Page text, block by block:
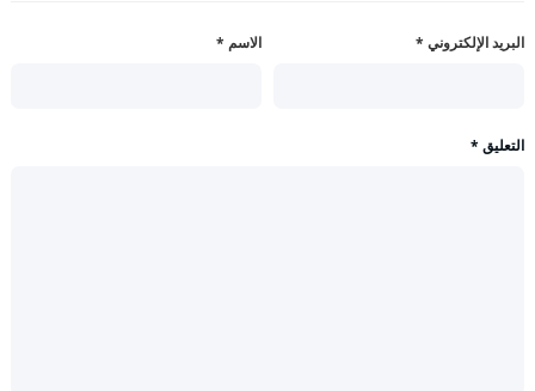
الاسم * البريد الإلكتروني *
التعليق *